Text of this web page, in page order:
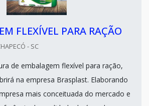
FLEXÍVEL PARA RAÇÃO
- SC
de embalagem flexível para ração,
na empresa Brasplast. Elaborando
mais conceituada do mercado e